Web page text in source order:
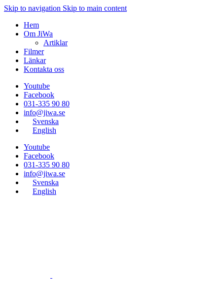
Skip to navigation Skip to main content
Hem
Om JiWa
Artiklar
Filmer
Länkar
Kontakta oss
Youtube
Facebook
031-335 90 80
info@jiwa.se
Svenska
English
Youtube
Facebook
031-335 90 80
info@jiwa.se
Svenska
English